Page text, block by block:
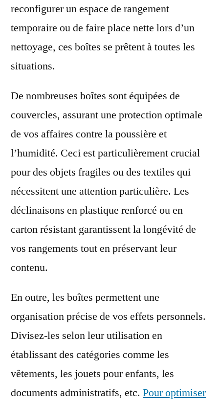
reconfigurer un espace de rangement
temporaire ou de faire place nette lors d’un
nettoyage, ces boîtes se prêtent à toutes les
situations.
De nombreuses boîtes sont équipées de
couvercles, assurant une protection optimale
de vos affaires contre la poussière et
l’humidité. Ceci est particulièrement crucial
pour des objets fragiles ou des textiles qui
nécessitent une attention particulière. Les
déclinaisons en plastique renforcé ou en
carton résistant garantissent la longévité de
vos rangements tout en préservant leur
contenu.
En outre, les boîtes permettent une
organisation précise de vos effets personnels.
Divisez-les selon leur utilisation en
établissant des catégories comme les
vêtements, les jouets pour enfants, les
documents administratifs, etc. Pour optimiser